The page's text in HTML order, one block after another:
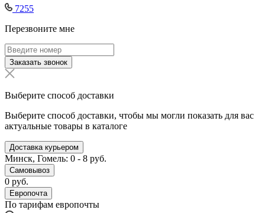
7255
Перезвоните мне
Заказать звонок
Выберите способ доставки
Выберите способ доставки, чтобы мы могли показать для вас
актуальные товары в каталоге
Доставка курьером
Минск, Гомель: 0 - 8 руб.
Самовывоз
0 руб.
Европочта
По тарифам европочты